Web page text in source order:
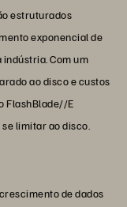
estruturados
exponencial de
Com um
ao disco e custos
FlashBlade//E
limitar ao disco.
de dados